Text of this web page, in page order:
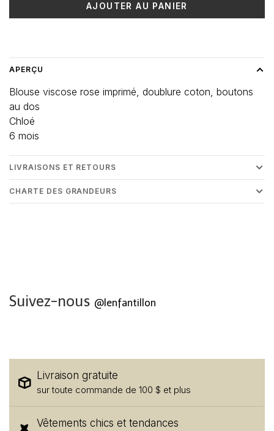
AJOUTER AU PANIER
APERÇU
Blouse viscose rose imprimé, doublure coton, boutons
au dos
Chloé
6 mois
LIVRAISONS ET RETOURS
CHARTE DES GRANDEURS
Suivez-nous @lenfantillon
Livraison gratuite
sur toute commande de 100 $ et plus
Vêtements chics et tendances